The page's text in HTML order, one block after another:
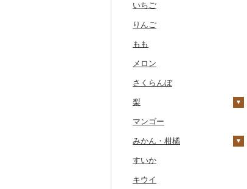
焼肉
牛タン
和牛
黒毛和牛
白老牛
米沢牛
山形牛
常陸牛
上州牛
ローストビーフ
ビーフジャーキー
その他牛肉（加工品）
すき焼き
しゃぶしゃぶ
焼肉
アグー豚
その他豚肉（精肉）
ハンバーグ
もつ鍋
ハム
ソーセージ・ウインナ
鶏肉
鶏肉（精肉）
ハム・ソーセージ
唐揚げ
中津からあげ
地鶏
赤鶏さつま
その他鶏肉
鹿肉
馬肉
羊肉・ラム肉（ジンギス
毛ガニ
かにしゃぶ
その他カニ
ボタンエビ
伊勢海老
その他エビ
うに
明太子・たらこ
明太子
たらこ
その他魚卵
数の子
からすみ
その他魚卵
貝
帆立（ホタテ）
牡蠣（カキ）
あさり
しじみ
サザエ
うなぎ
鮮魚
鮭・サーモン
マグロ
イワシ
カツオ
イカ・タコ
イカ
タコ
海苔・海藻
海苔
わかめ
干物
ししゃも
その他魚介・加工品
無洗米
玄米
金芽米
ゆめぴりか
つや姫
はえぬき
さがびより
あきたこまち
ひとめぼれ
餅
その他穀物加工品
パン
巨峰
ナガノパープル
ピオーネ
デラウェア
シャインマスカット
いちご
りんご
もも
メロン
さくらんぼ
梨
和梨
洋梨・ラフランス
マンゴー
みかん・柑橘
みかん
レモン
すいか
キウイ